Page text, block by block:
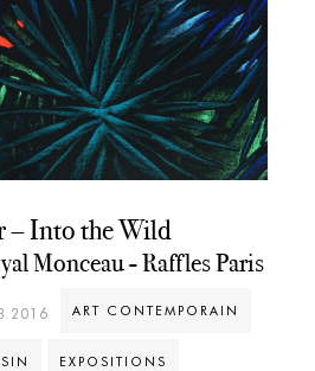
– Into the Wild
Monceau - Raffles Paris
ART CONTEMPORAIN
EXPOSITIONS